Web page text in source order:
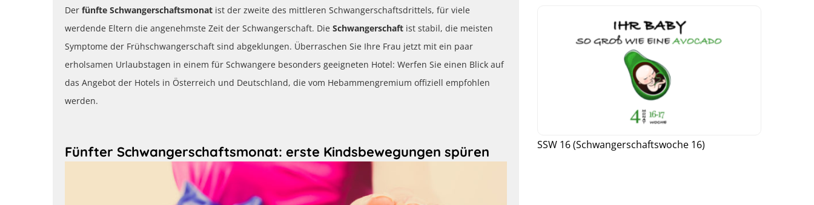
Der fünfte Schwangerschaftsmonat ist der zweite des mittleren Schwangerschaftsdrittels, für viele
werdende Eltern die angenehmste Zeit der Schwangerschaft. Die Schwangerschaft ist stabil, die meisten
Symptome der Frühschwangerschaft sind abgeklungen. Überraschen Sie Ihre Frau jetzt mit ein paar
erholsamen Urlaubstagen in einem für Schwangere besonders geeigneten Hotel: Werfen Sie einen Blick auf
das Angebot der Hotels in Österreich und Deutschland, die vom Hebammengremium offiziell empfohlen
werden.
Fünfter Schwangerschaftsmonat: erste Kindsbewegungen spüren SSW 16 (Schwangerschaftswoche 16)